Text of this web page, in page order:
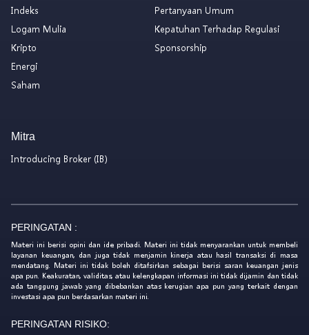
Indeks
Logam Mulia
Kripto
Energi
Saham
Pertanyaan Umum
Kepatuhan Terhadap Regulasi
Sponsorship
Mitra
Introducing Broker (IB)
PERINGATAN :
Materi ini berisi opini dan ide pribadi. Materi ini tidak menyarankan untuk membeli
layanan keuangan, dan juga tidak menjamin kinerja atau hasil transaksi di masa
mendatang. Materi ini tidak boleh ditafsirkan sebagai berisi saran keuangan jenis
apa pun. Keakuratan, validitas, atau kelengkapan informasi ini tidak dijamin dan tidak
ada tanggung jawab yang dibebankan atas kerugian apa pun yang terkait dengan
investasi apa pun berdasarkan materi ini.
PERINGATAN RISIKO: